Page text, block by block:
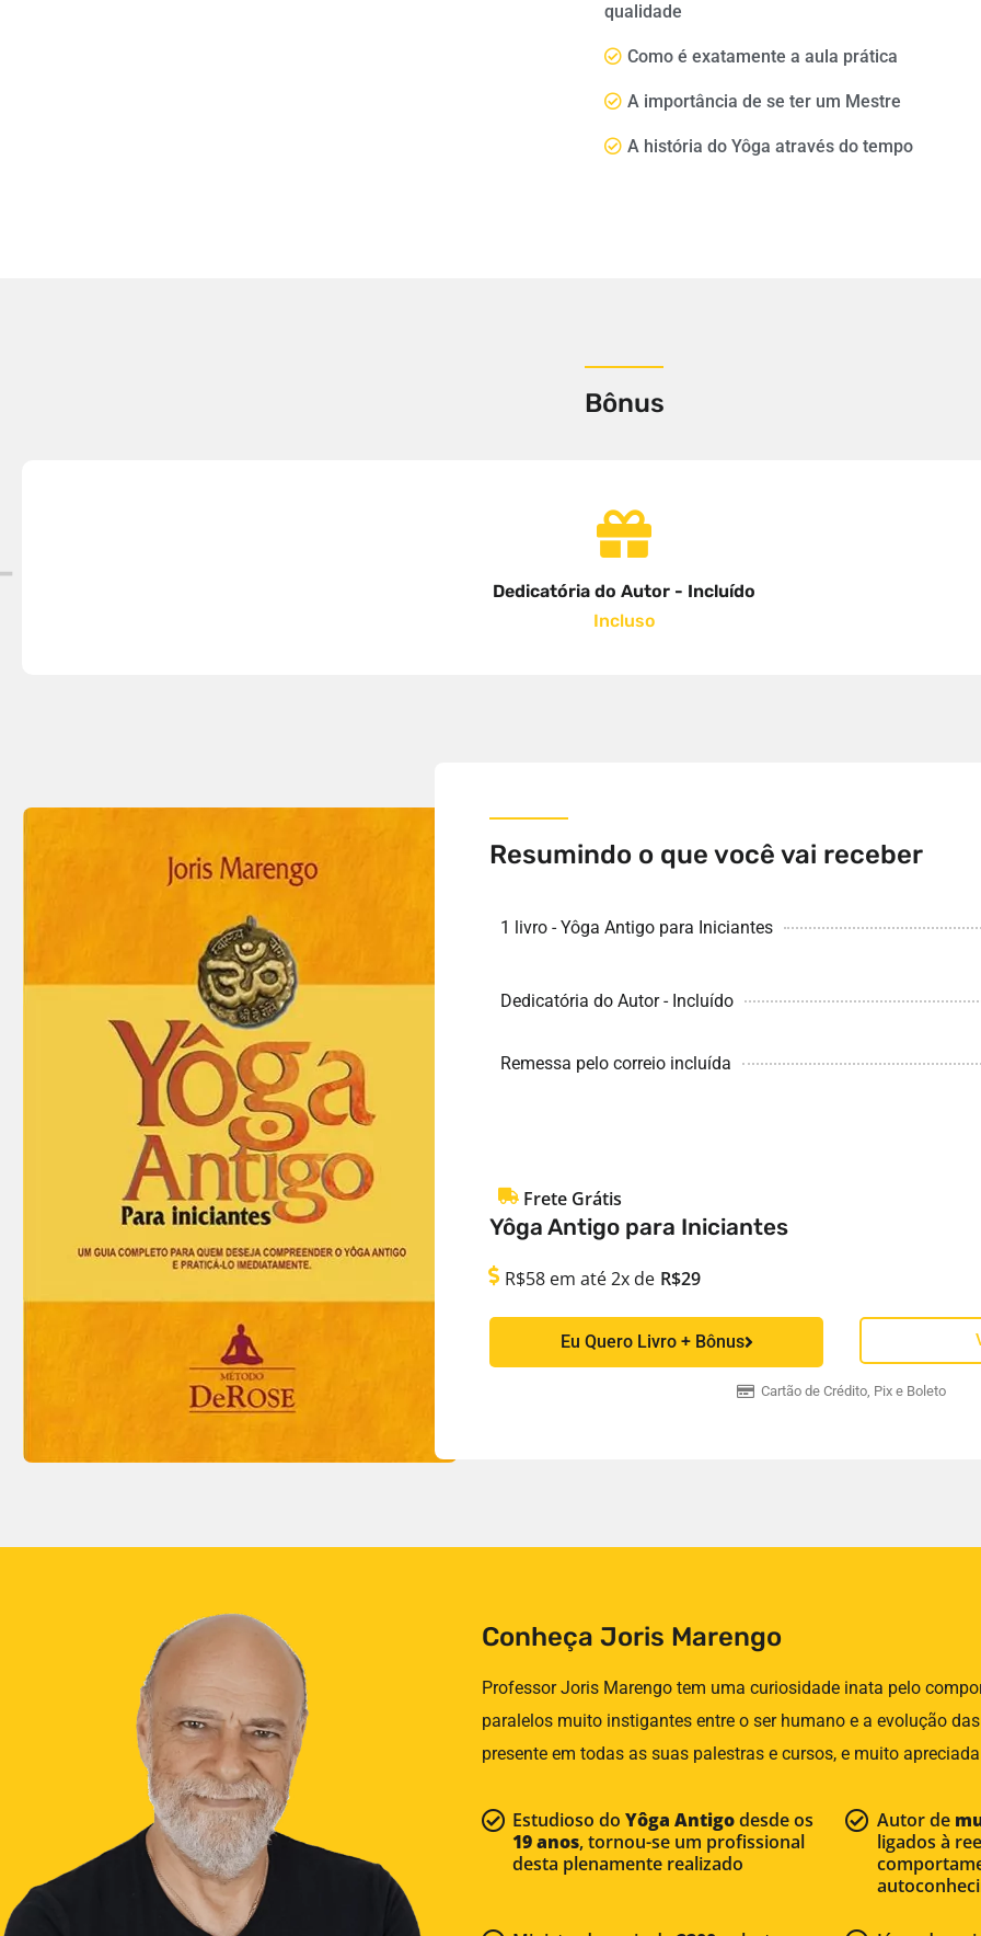
qualidade
Como é exatamente a aula prática
A importância de se ter um Mestre
A história do Yôga através do tempo
Bônus
Dedicatória do Autor - Incluído
Incluso
Resumindo o que você vai receber
1 livro - Yôga Antigo para Iniciantes
Dedicatória do Autor - Incluído
Remessa pelo correio incluída
Frete Grátis
Yôga Antigo para Iniciantes
R$58 em até 2x de R$29
Eu Quero Livro + Bônus
Cartão de Crédito, Pix e Boleto
Conheça Joris Marengo
Professor Joris Marengo tem uma curiosidade inata pelo
paralelos muito instigantes entre o ser humano e a evolução
presente em todas as suas palestras e cursos, e muito
Estudioso doYôga Antigodesde os
19 anos, tornou-se um profissional
desta plenamente realizado
Autor de
ligados à